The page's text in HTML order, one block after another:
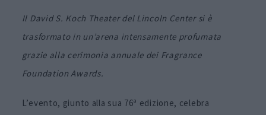
Il David S. Koch Theater del Lincoln Center si è
trasformato in un’arena intensamente profumata
grazie alla cerimonia annuale dei Fragrance
Foundation Awards.
L’evento, giunto alla sua 76ª edizione, celebra